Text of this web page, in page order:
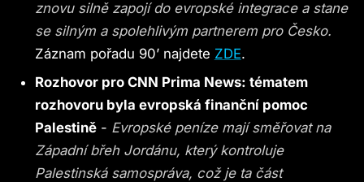
znovu silně zapojí do evropské integrace a stane
se silným a spolehlivým partnerem pro Česko.
Záznam pořadu 90’ najdete ZDE.
Rozhovor pro CNN Prima News: tématem
rozhovoru byla evropská finanční pomoc
Palestině- Evropské peníze mají směřovat na
Západní břeh Jordánu, který kontroluje
Palestinská samospráva, což je ta část